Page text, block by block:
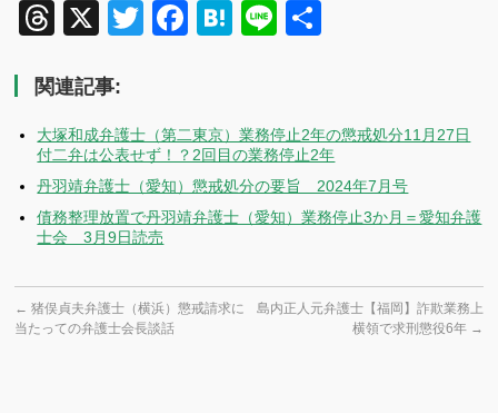
Threads
X TwitterFacebook
Hatena
Line
関連記事:
大塚和成弁護士（第二東京）業務停止2年の懲戒処分11月27日
付二弁は公表せず！？2回目の業務停止2年
丹羽靖弁護士（愛知）懲戒処分の要旨 2024年7月号
債務整理放置で丹羽靖弁護士（愛知）業務停止3か月＝愛知弁護
士会 3月9日読売
← 猪俣貞夫弁護士（横浜）懲戒請求に
当たっての弁護士会長談話
島内正人元弁護士【福岡】詐欺業務上
横領で求刑懲役6年 →